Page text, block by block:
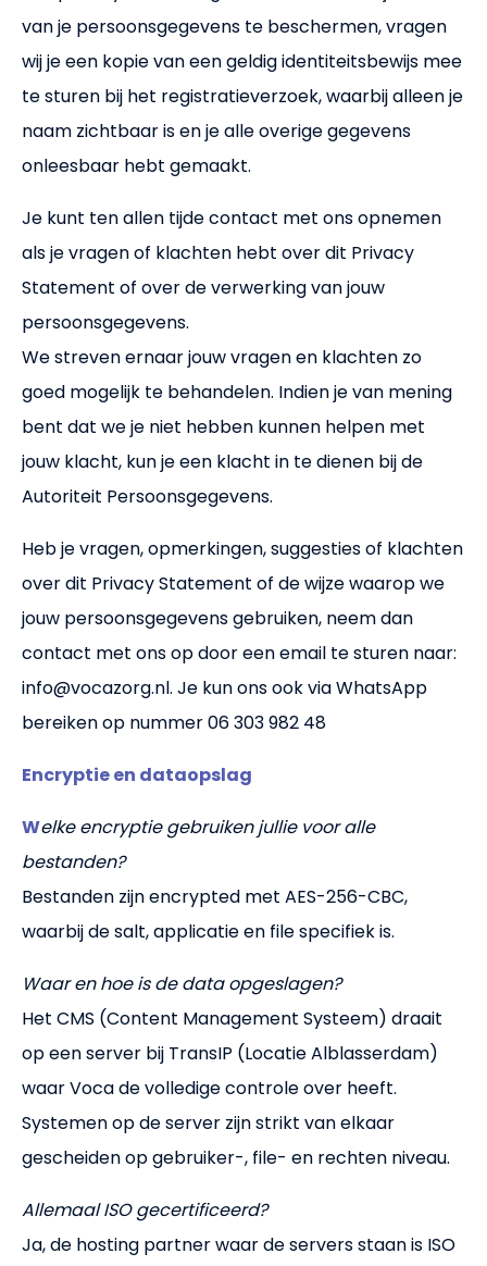
van je persoonsgegevens te beschermen, vragen
wij je een kopie van een geldig identiteitsbewijs mee
te sturen bij het registratieverzoek, waarbij alleen je
naam zichtbaar is en je alle overige gegevens
onleesbaar hebt gemaakt.
Je kunt ten allen tijde contact met ons opnemen
als je vragen of klachten hebt over dit Privacy
Statement of over de verwerking van jouw
persoonsgegevens.
We streven ernaar jouw vragen en klachten zo
goed mogelijk te behandelen. Indien je van mening
bent dat we je niet hebben kunnen helpen met
jouw klacht, kun je een klacht in te dienen bij de
Autoriteit Persoonsgegevens.
Heb je vragen, opmerkingen, suggesties of klachten
over dit Privacy Statement of de wijze waarop we
jouw persoonsgegevens gebruiken, neem dan
contact met ons op door een email te sturen naar:
info@vocazorg.nl. Je kun ons ook via WhatsApp
bereiken op nummer 06 303 982 48
Encryptie en dataopslag
Welke encryptie gebruiken jullie voor alle
bestanden?
Bestanden zijn encrypted met AES-256-CBC,
waarbij de salt, applicatie en file specifiek is.
Waar en hoe is de data opgeslagen?
Het CMS (Content Management Systeem) draait
op een server bij TransIP (Locatie Alblasserdam)
waar Voca de volledige controle over heeft.
Systemen op de server zijn strikt van elkaar
gescheiden op gebruiker-, file- en rechten niveau.
Allemaal ISO gecertificeerd?
Ja, de hosting partner waar de servers staan is ISO